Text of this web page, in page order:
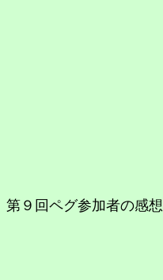
第９回ペグ参加者の感想